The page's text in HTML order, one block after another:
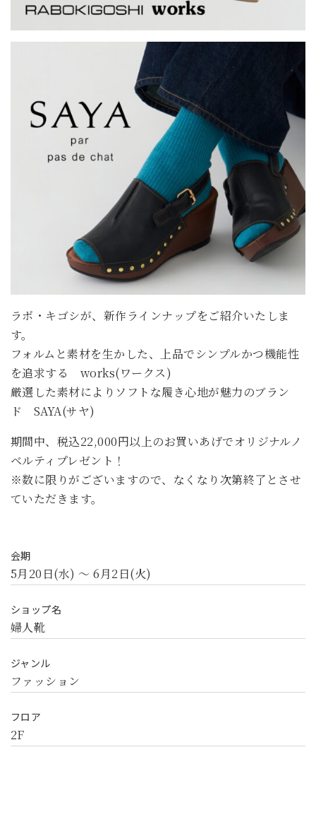
ラボ・キゴシが、新作ラインナップをご紹介いたしま
す。
フォルムと素材を生かした、上品でシンプルかつ機能性
を追求する works(ワークス)
厳選した素材によりソフトな履き心地が魅力のブラン
ド SAYA(サヤ)
期間中、税込22,000円以上のお買いあげでオリジナルノ
ベルティプレゼント！
※数に限りがございますので、なくなり次第終了とさせ
ていただきます。
会期
5月20日(水) 〜 6月2日(火)
ショップ名
婦人靴
ジャンル
ファッション
フロア
2F